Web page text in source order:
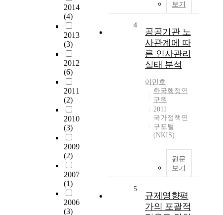
2014
(4)
2013
(3)
2012
(6)
2011
(2)
2010
(3)
2009
(2)
2007
(1)
2006
(3)
보기
4
공공기관 노
사관계에 따
른 인사관리
실태 분석
이민호
한국행정연
구원
2011
국가정책연
구포털
(NKIS)
원문
보기
5
규제영향평
가의 포괄적